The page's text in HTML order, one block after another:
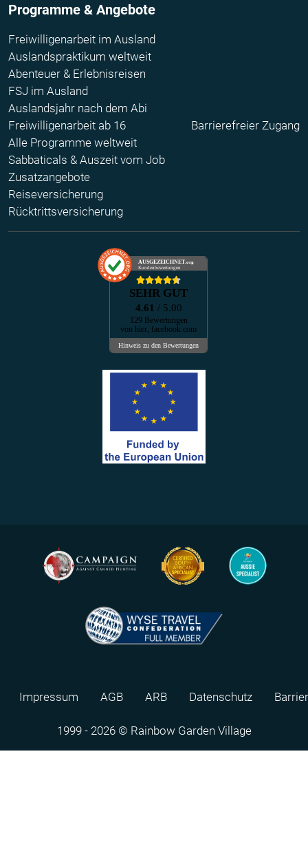
Programme & Angebote
Freiwilligenarbeit im Ausland
Auslandspraktikum weltweit
Abenteuer & Erlebnisreisen
FSJ im Ausland
Auslandsjahr nach dem Abi
Freiwilligenarbeit ab 16
Alle Programme weltweit
Sabbaticals & Auszeit vom Job
Zusatzangebote
Reiseversicherung
Rücktrittsversicherung
Barrierefreier Zugang
AUSGEZEICHNET.org
Kundenbewertungen
SEHR GUT
4.61 / 5.00
129 Bewertungen
von hier, facebook.com
Hinweis zu den Bewertungen
Impressum AGB ARB Datenschutz
1999 - 2026 © Rainbow Garden Village